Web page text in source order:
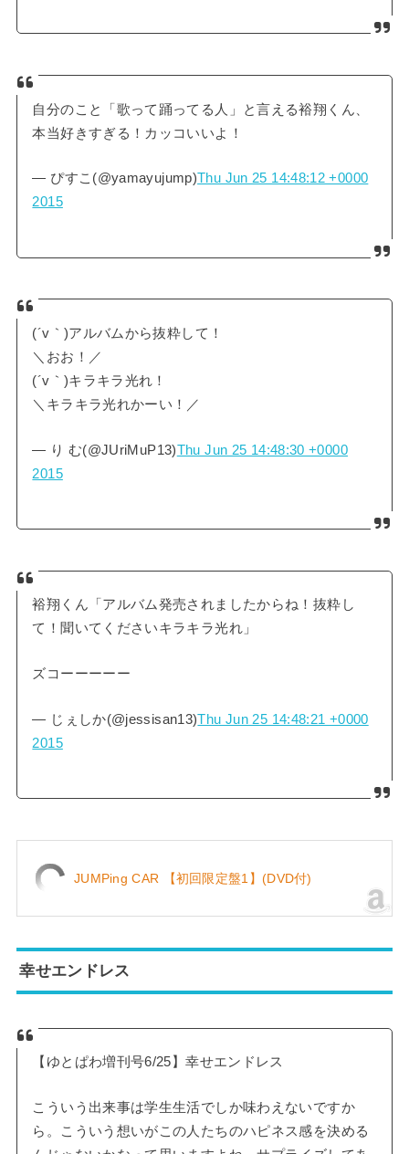
自分のこと「歌って踊ってる人」と言える裕翔くん、
本当好きすぎる！カッコいいよ！
— ぴすこ(@yamayujump)Thu Jun 25 14:48:12 +0000
2015
(´v｀)アルバムから抜粋して！
＼おお！／
(´v｀)キラキラ光れ！
＼キラキラ光れかーい！／
— り む(@JUriMuP13)Thu Jun 25 14:48:30 +0000
2015
裕翔くん「アルバム発売されましたからね！抜粋し
て！聞いてくださいキラキラ光れ」
ズコーーーーー
— じぇしか(@jessisan13)Thu Jun 25 14:48:21 +0000
2015
JUMPing CAR 【初回限定盤1】(DVD付)
幸せエンドレス
【ゆとぱわ増刊号6/25】幸せエンドレス
こういう出来事は学生生活でしか味わえないですか
ら。こういう想いがこの人たちのハピネス感を決める